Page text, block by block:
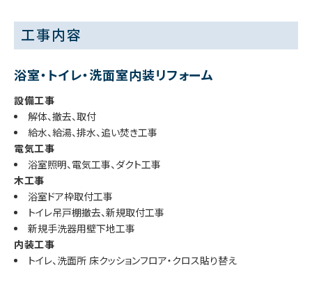
工事内容
浴室・トイレ・洗面室内装リフォーム
設備工事
解体、撤去、取付
給水、給湯、排水、追い焚き工事
電気工事
浴室照明、電気工事、ダクト工事
木工事
浴室ドア枠取付工事
トイレ吊戸棚撤去、新規取付工事
新規手洗器用壁下地工事
内装工事
トイレ、洗面所 床クッションフロア・クロス貼り替え